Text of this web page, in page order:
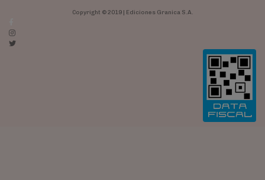
Copyright © 2019 | Ediciones Granica S.A.